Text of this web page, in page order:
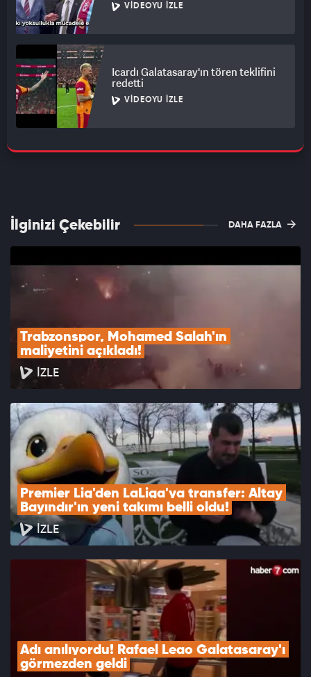
VIDEOYU İZLE
Icardı Galatasaray'ın tören teklifini
redetti
VIDEOYU İZLE
İlginizi Çekebilir DAHA FAZLA
Trabzonspor, Mohamed Salah'ın
maliyetini açıkladı!
İZLE
Premier Lig'den LaLiga'ya transfer: Altay
Bayındır'ın yeni takımı belli oldu!
İZLE
Adı anılıyordu! Rafael Leao Galatasaray'ı
görmezden geldi